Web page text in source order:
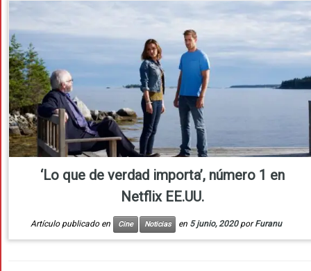
‘Lo que de verdad importa’, número 1 en
Netflix EE.UU.
Artículo publicado en Cine Noticias en 5 junio, 2020 porFuranu